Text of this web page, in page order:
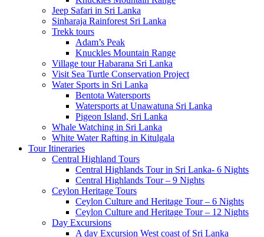
Jeep Safari in Sri Lanka
Sinharaja Rainforest Sri Lanka
Trekk tours
Adam’s Peak
Knuckles Mountain Range
Village tour Habarana Sri Lanka
Visit Sea Turtle Conservation Project
Water Sports in Sri Lanka
Bentota Watersports
Watersports at Unawatuna Sri Lanka
Pigeon Island, Sri Lanka
Whale Watching in Sri Lanka
White Water Rafting in Kitulgala
Tour Itineraries
Central Highland Tours
Central Highlands Tour in Sri Lanka- 6 Nights
Central Highlands Tour – 9 Nights
Ceylon Heritage Tours
Ceylon Culture and Heritage Tour – 6 Nights
Ceylon Culture and Heritage Tour – 12 Nights
Day Excursions
A day Excursion West coast of Sri Lanka